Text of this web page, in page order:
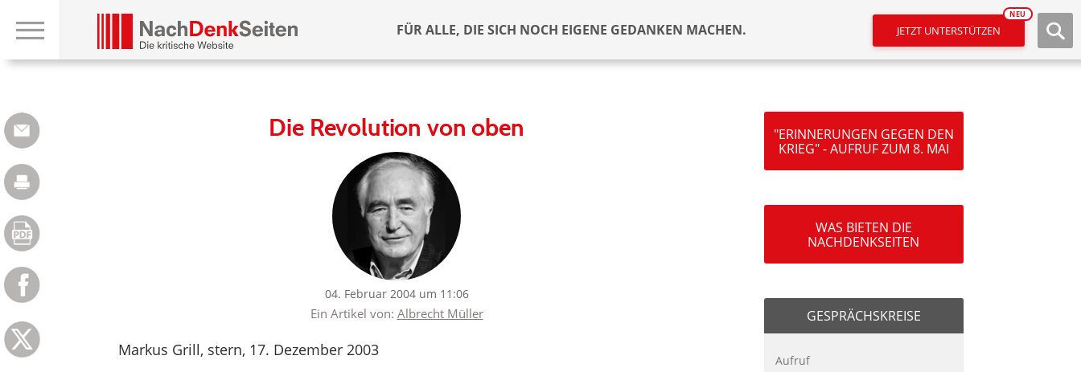
FÜR ALLE, DIE SICH NOCH EIGENE GEDANKEN MACHEN. JETZT UNTERSTÜTZEN
NEU
Die Revolution von oben
04. Februar 2004 um 11:06
Ein Artikel von: Albrecht Müller
Markus Grill, stern, 17. Dezember 2003
"ERINNERUNGEN GEGEN DEN
KRIEG" - AUFRUF ZUM 8. MAI
WAS BIETEN DIE
NACHDENKSEITEN
GESPRÄCHSKREISE
Aufruf